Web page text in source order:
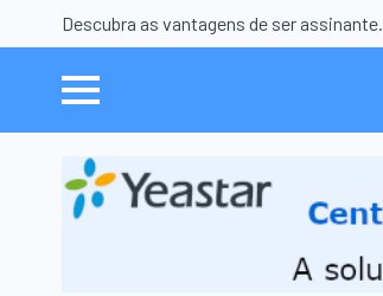
Descubra as vantagens de ser assinante.